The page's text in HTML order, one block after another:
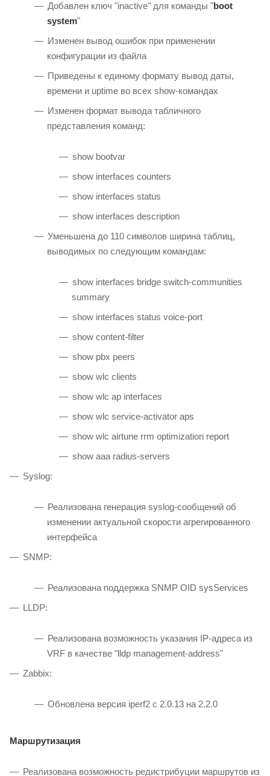
Добавлен ключ "inactive" для команды "boot
system"
Изменен вывод ошибок при применении
конфигурации из файла
Приведены к единому формату вывод даты,
времени и uptime во всех show-командах
Изменен формат вывода табличного
представления команд:
show bootvar
show interfaces counters
show interfaces status
show interfaces description
Уменьшена до 110 символов ширина таблиц,
выводимых по следующим командам:
show interfaces bridge switch-communities
summary
show interfaces status voice-port
show content-filter
show pbx peers
show wlc clients
show wlc ap interfaces
show wlc service-activator aps
show wlc airtune rrm optimization report
show aaa radius-servers
Syslog:
Реализована генерация syslog-сообщений об
изменении актуальной скорости агрегированного
интерфейса
SNMP:
Реализована поддержка SNMP OID sysServices
LLDP:
Реализована возможность указания IP-адреса из
VRF в качестве "lldp management-address"
Zabbix:
Обновлена версия iperf2 с 2.0.13 на 2.2.0
Маршрутизация
Реализована возможность редистрибуции маршрутов из